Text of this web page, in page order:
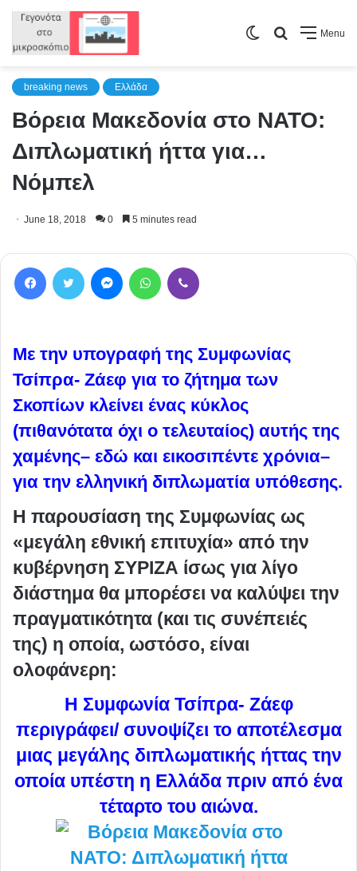
Menu
Search
Switch
breaking news Ελλάδα
Βόρεια Μακεδονία στο ΝΑΤΟ:
Διπλωματική ήττα για…
Νόμπελ
June 18, 2018 0 5 minutes read
Με την υπογραφή της Συμφωνίας
Τσίπρα- Ζάεφ για το ζήτημα των
Σκοπίων κλείνει ένας κύκλος
(πιθανότατα όχι ο τελευταίος) αυτής της
χαμένης– εδώ και εικοσιπέντε χρόνια–
για την ελληνική διπλωματία υπόθεσης.
Η παρουσίαση της Συμφωνίας ως
«μεγάλη εθνική επιτυχία» από την
κυβέρνηση ΣΥΡΙΖΑ ίσως για λίγο
διάστημα θα μπορέσει να καλύψει την
πραγματικότητα (και τις συνέπειές
της) η οποία, ωστόσο, είναι
ολοφάνερη:
Η Συμφωνία Τσίπρα- Ζάεφ
περιγράφει/ συνοψίζει το αποτέλεσμα
μιας μεγάλης διπλωματικής ήττας την
οποία υπέστη η Ελλάδα πριν από ένα
τέταρτο του αιώνα.